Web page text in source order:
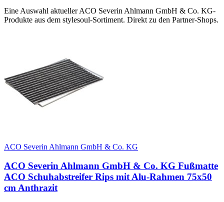
Eine Auswahl aktuellerACO Severin Ahlmann GmbH & Co. KG-
Produkte aus dem stylesoul-Sortiment. Direkt zu den Partner-Shops.
ACO Severin Ahlmann GmbH & Co. KG
ACO Severin Ahlmann GmbH & Co. KG Fußmatte
ACO Schuhabstreifer Rips mit Alu-Rahmen 75x50
cm Anthrazit